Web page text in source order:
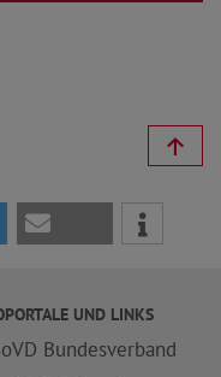
UND LINKS
Bundesverband